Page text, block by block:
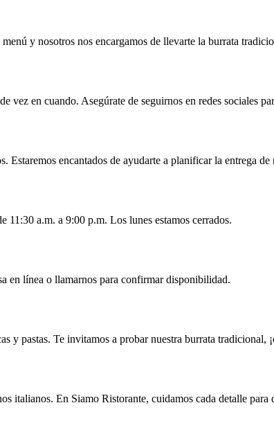
y nosotros nos encargamos de llevarte la burrata
en cuando. Asegúrate de seguirnos en redes sociales
encantados de ayudarte a planificar la entrega
11:30 a.m. a 9:00 p.m. Los lunes estamos cerrados.
en línea o llamarnos para confirmar disponibilidad.
y pastas. Te invitamos a probar nuestra burrata tradicional,
italianos. En Siamo Ristorante, cuidamos cada detalle para